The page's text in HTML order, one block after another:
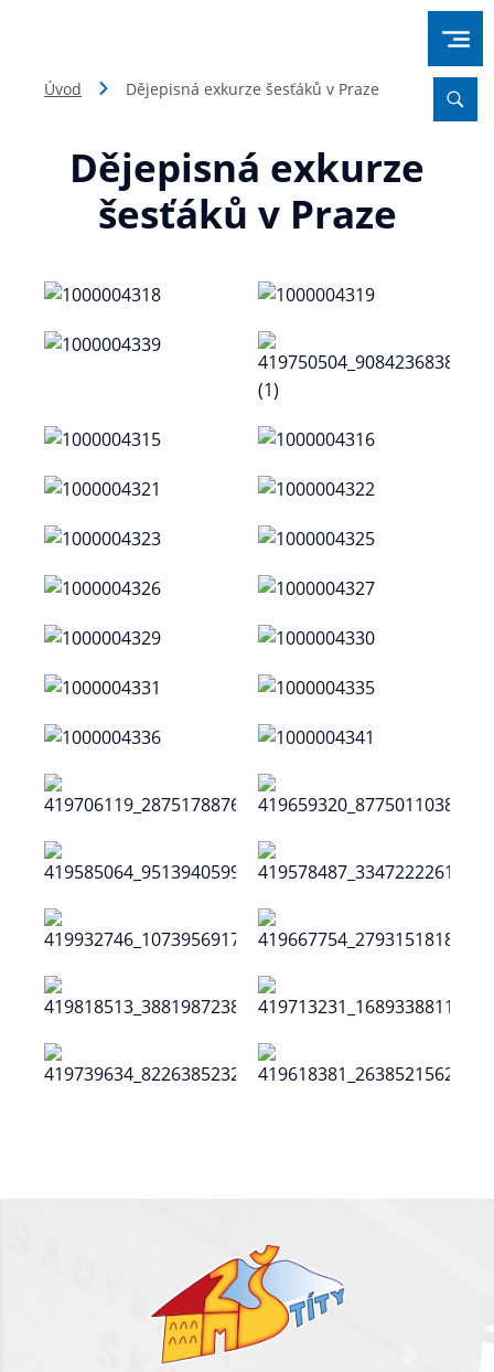
Úvod Dějepisná exkurze šesťáků v Praze
Dějepisná exkurze
šesťáků v Praze